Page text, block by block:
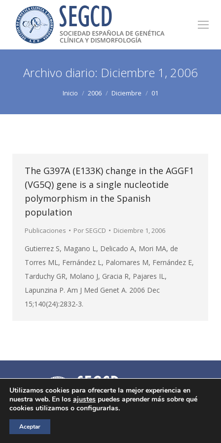
Archivo diario: Diciembre 1, 2006
Inicio 2006 Diciembre 01
The G397A (E133K) change in the AGGF1
(VG5Q) gene is a single nucleotide
polymorphism in the Spanish
population
Publicaciones Por SEGCD Diciembre 1, 2006
Gutierrez S, Magano L, Delicado A, Mori MA, de
Torres ML, Fernández L, Palomares M, Fernández E,
Tarduchy GR, Molano J, Gracia R, Pajares IL,
Lapunzina P. Am J Med Genet A. 2006 Dec
15;140(24):2832-3.
Ⓒ SEGCD Todos los derechos reservados -
Utilizamos cookies para ofrecerte la mejor experiencia en
nuestra web. En los ajustes puedes aprender más sobre qué
cookies utilizamos o configurarlas.
Aceptar